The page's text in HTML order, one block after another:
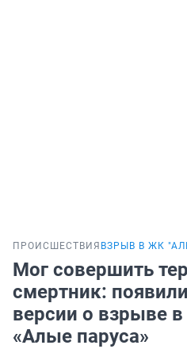
ПРОИСШЕСТВИЯ ВЗРЫВ В ЖК
Мог совершить
смертник:
версии о взрыве
«Алые паруса»